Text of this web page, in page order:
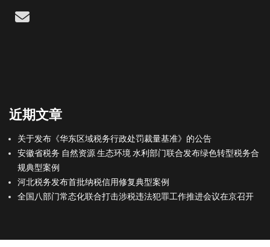
Email
近期文章
关于发布《华东区域税务行政处罚裁量基准》的公告
安徽省税务 自然资源 生态环境 水利部门联合发布绿色转型税务合
规典型案例
河北税务发布首批纳税信用修复典型案例
全国八部门常态化联合打击涉税违法犯罪工作推进会议在京召开